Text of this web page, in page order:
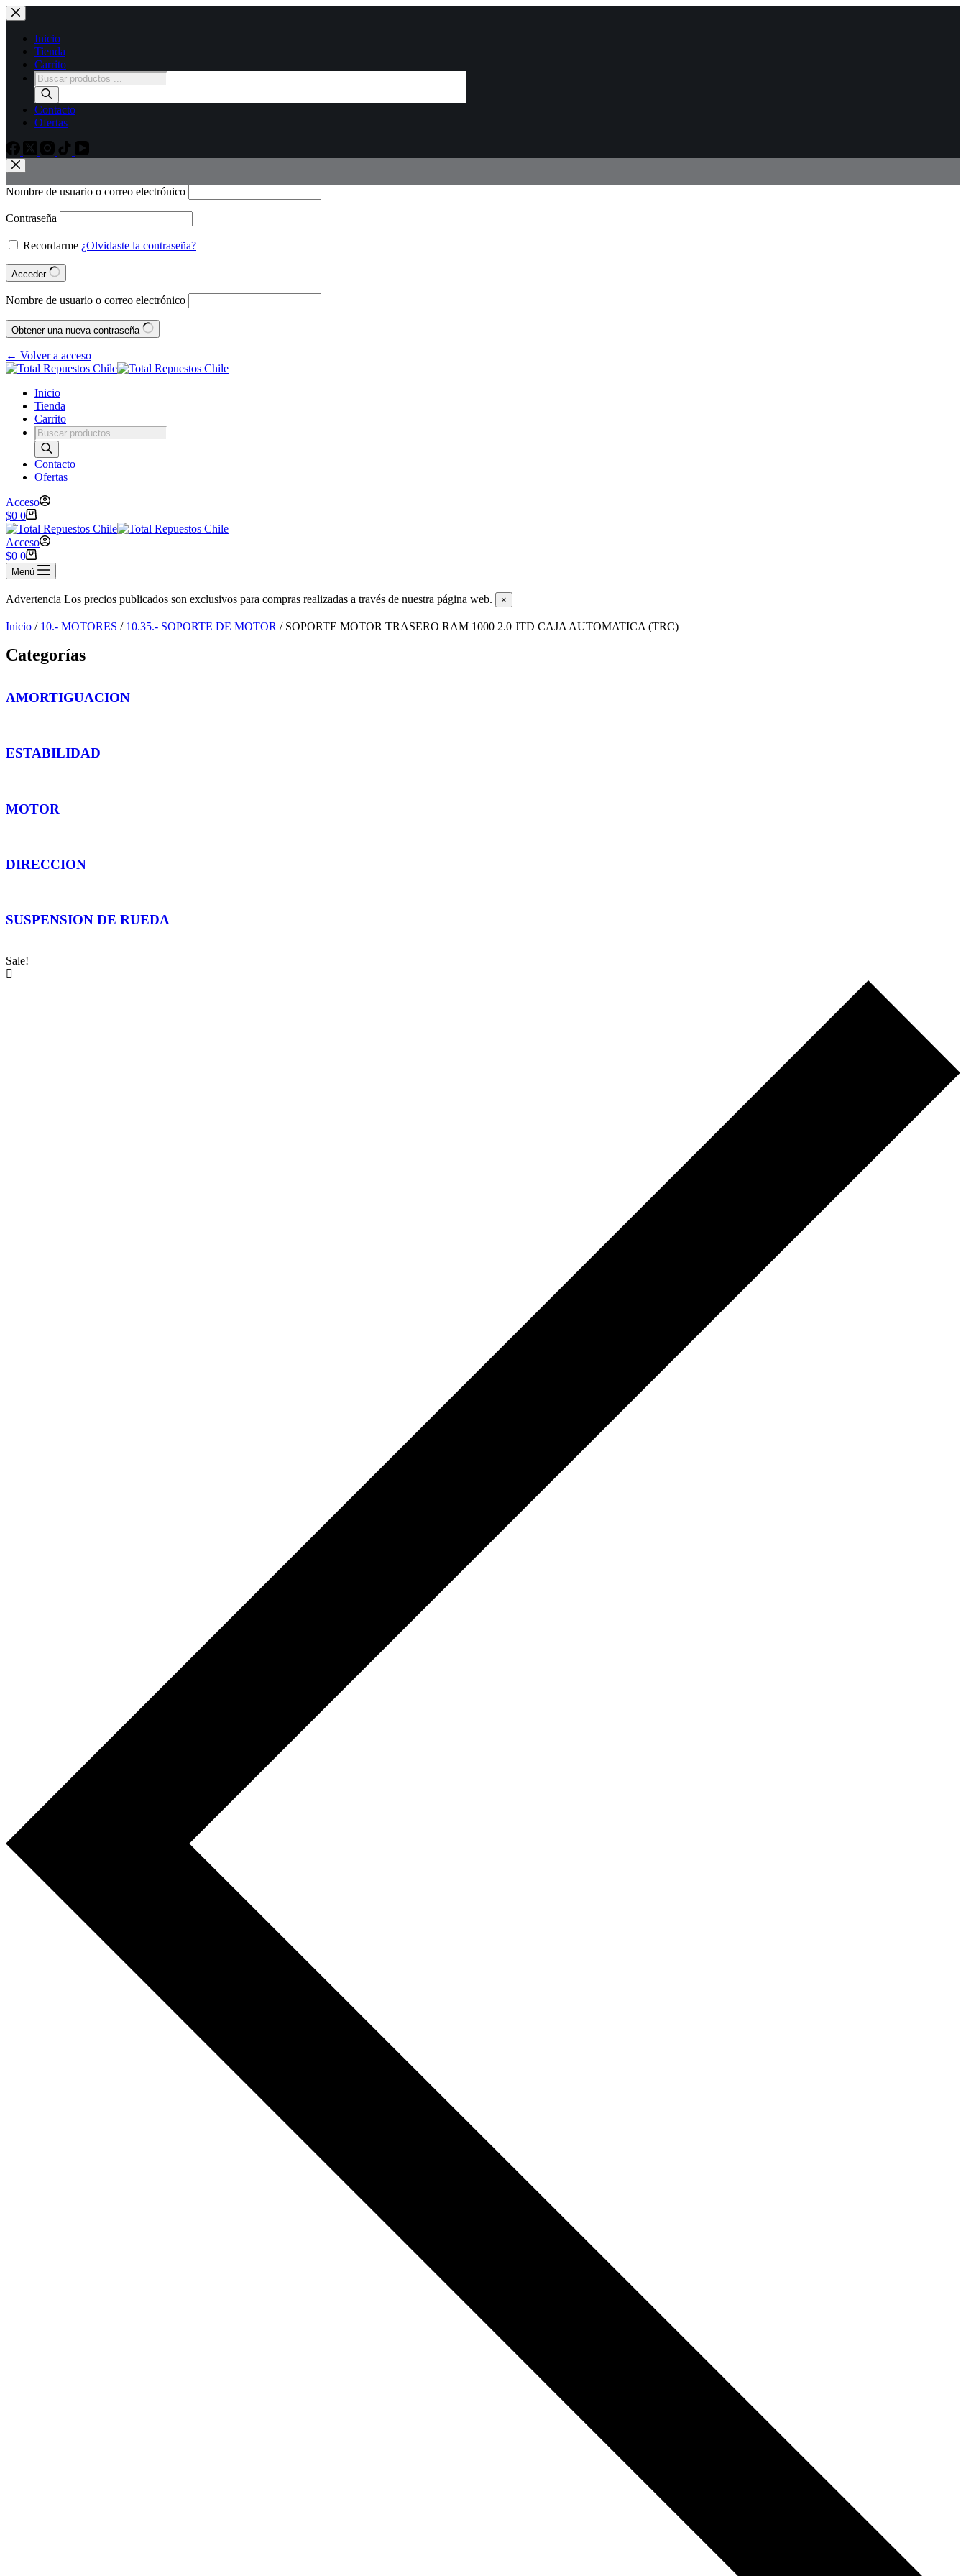
Inicio
Tienda
Carrito
Contacto
Ofertas
Nombre de usuario o correo electrónico
Contraseña
Recordarme ¿Olvidaste la contraseña?
Acceder
Nombre de usuario o correo electrónico
Obtener una nueva contraseña
← Volver a acceso
Inicio
Tienda
Carrito
Contacto
Ofertas
Acceso
$0 0
Acceso
$0 0
Menú
Advertencia Los precios publicados son exclusivos para compras realizadas a través de nuestra página web. ×
Inicio / 10.- MOTORES / 10.35.- SOPORTE DE MOTOR / SOPORTE MOTOR TRASERO RAM 1000 2.0 JTD CAJA AUTOMATICA (TRC)
Categorías
AMORTIGUACION
ESTABILIDAD
MOTOR
DIRECCION
SUSPENSION DE RUEDA
Sale!